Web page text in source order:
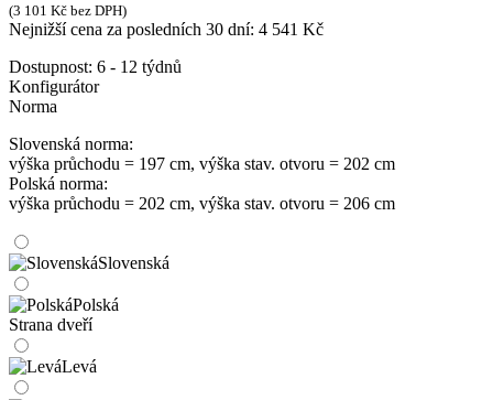
(3 101 Kč bez DPH)
Nejnižší cena za posledních 30 dní: 4 541 Kč
Dostupnost: 6 - 12 týdnů
Konfigurátor
Norma
Slovenská norma:
výška průchodu = 197 cm, výška stav. otvoru = 202 cm
Polská norma:
výška průchodu = 202 cm, výška stav. otvoru = 206 cm
Slovenská
Polská
Strana dveří
Levá